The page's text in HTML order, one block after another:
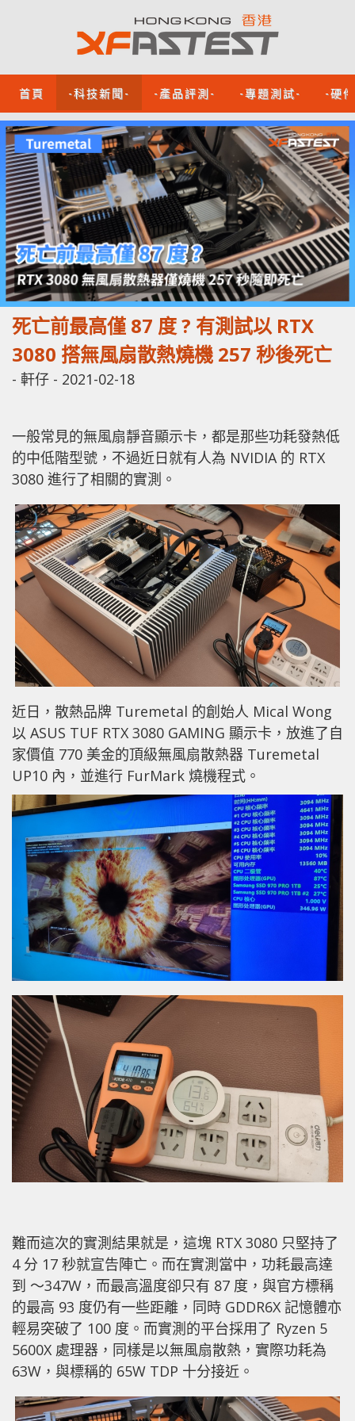
首頁 -科技新聞- -產品評測- -專題測試- -硬
死亡前最高僅 87 度 ? 有測試以 RTX
3080 搭無風扇散熱燒機 257 秒後死亡
- 軒仔 - 2021-02-18
一般常見的無風扇靜音顯示卡，都是那些功耗發熱低
的中低階型號，不過近日就有人為 NVIDIA 的 RTX
3080 進行了相關的實測。
近日，散熱品牌 Turemetal 的創始人 Mical Wong
以 ASUS TUF RTX 3080 GAMING 顯示卡，放進了自
家價值 770 美金的頂級無風扇散熱器 Turemetal
UP10 內，並進行 FurMark 燒機程式。
難而這次的實測結果就是，這塊 RTX 3080 只堅持了
4 分 17 秒就宣告陣亡。而在實測當中，功耗最高達
到 ～347W，而最高溫度卻只有 87 度，與官方標稱
的最高 93 度仍有一些距離，同時 GDDR6X 記憶體亦
輕易突破了 100 度。而實測的平台採用了 Ryzen 5
5600X 處理器，同樣是以無風扇散熱，實際功耗為
63W，與標稱的 65W TDP 十分接近。